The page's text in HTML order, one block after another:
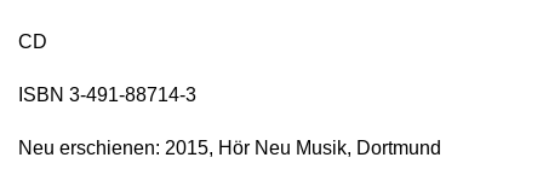
CD
ISBN 3-491-88714-3
Neu erschienen: 2015, Hör Neu Musik, Dortmund